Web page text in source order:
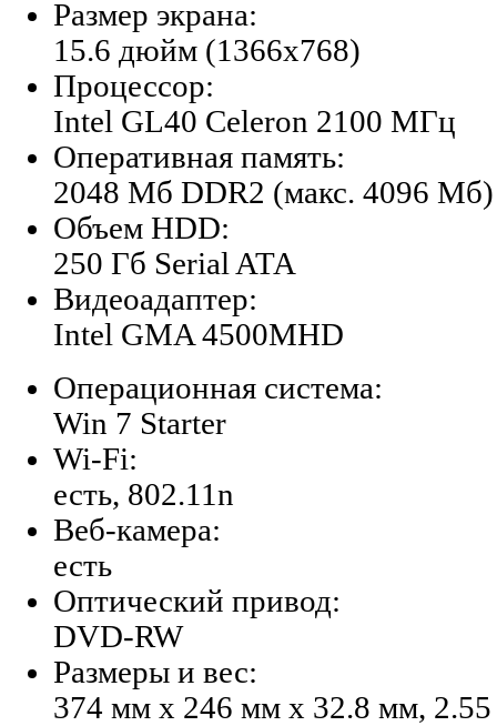
Размер экрана:
15.6 дюйм (1366x768)
Процессор:
Intel GL40 Celeron 2100 МГц
Оперативная память:
2048 Мб DDR2 (макс. 4096 Мб)
Объем HDD:
250 Гб Serial ATA
Видеоадаптер:
Intel GMA 4500MHD
Операционная система:
Win 7 Starter
Wi-Fi:
есть, 802.11n
Веб-камера:
есть
Оптический привод:
DVD-RW
Размеры и вес:
374 мм x 246 мм x 32.8 мм, 2.55